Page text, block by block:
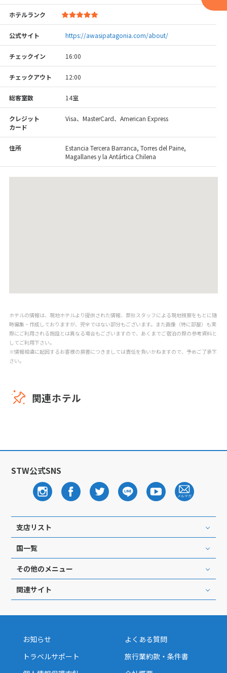
ホテルランク
公式サイト https://awasipatagonia.com/about/
チェックイン 16:00
チェックアウト 12:00
総客室数 14室
クレジット
カード
Visa、MasterCard、American Express
住所
Estancia Tercera Barranca, Torres del Paine,
Magallanes y la Antártica Chilena
ホテルの情報は、現地ホテルより提供された情報、弊社スタッフによる現地視察をもとに随
時編集・作成しておりますが、完全ではない部分もございます。また画像（特に部屋）も実
際にご利用される施設とは異なる場合もございますので、あくまでご宿泊の際の参考資料と
してご利用下さい。
※情報相違に起因するお客様の損害につきましては責任を負いかねますので、予めご了承下
さい。
関連ホテル
STW公式SNS
支店リスト
国一覧
その他のメニュー
関連サイト
お知らせ
よくある質問
トラベルサポート
旅行業約款・条件書